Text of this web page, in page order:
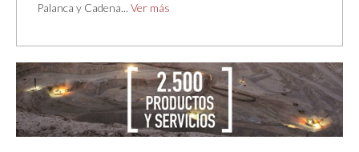
Palanca y Cadena... Ver más